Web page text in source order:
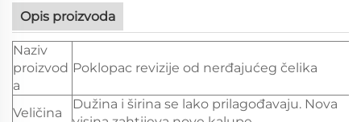
Opis proizvoda
Naziv
proizvod
a
Poklopac revizije od nerđajućeg čelika
Veličina
Dužina i širina se lako prilagođavaju. Nova